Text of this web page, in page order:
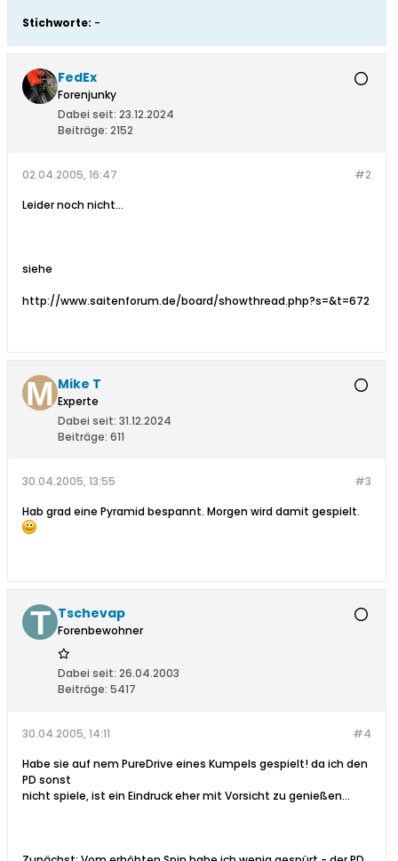
Stichworte: -
FedEx
Forenjunky
Dabei seit: 23.12.2024
Beiträge: 2152
#2
02.04.2005, 16:47
Leider noch nicht...
siehe
http://www.saitenforum.de/board/showthread.php?s=&t=672
Mike T
Experte
Dabei seit: 31.12.2024
Beiträge: 611
#3
30.04.2005, 13:55
Hab grad eine Pyramid bespannt. Morgen wird damit gespielt.
Tschevap
Forenbewohner
Dabei seit: 26.04.2003
Beiträge: 5417
#4
30.04.2005, 14:11
Habe sie auf nem PureDrive eines Kumpels gespielt! da ich den
PD sonst
nicht spiele, ist ein Eindruck eher mit Vorsicht zu genießen...